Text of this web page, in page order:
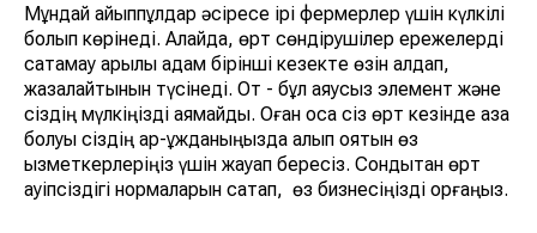
Мұндай айыппұлдар әсіресе ірі фермерлер үшін күлкілі
болып көрінеді. Алайда, өрт сөндірушілер ережелерді
сақтамау арқылы адам бірінші кезекте өзін алдап,
жазалайтынын түсінеді. От - бұл аяусыз элемент және
сіздің мүлкіңізді аямайды. Оған қоса сіз өрт кезінде қаза
болуы сіздің ар-ұжданыңызда қалып қоятын өз
қызметкерлеріңіз үшін жауап бересіз. Сондықтан өрт
қауіпсіздігі нормаларын сақтап, өз бизнесіңізді қорғаңыз.